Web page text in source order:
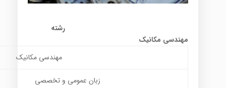
رشته
مهندسی مکانیک
مهندسی مکانیک
زبان عمومي و تخصصي